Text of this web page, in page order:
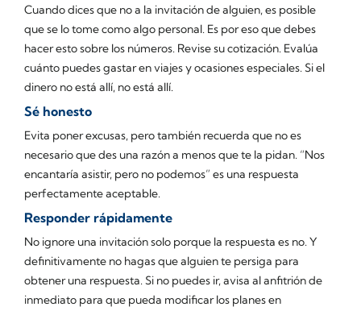
Cuando dices que no a la invitación de alguien, es posible
que se lo tome como algo personal. Es por eso que debes
hacer esto sobre los números. Revise su cotización. Evalúa
cuánto puedes gastar en viajes y ocasiones especiales. Si el
dinero no está allí, no está allí.
Sé honesto
Evita poner excusas, pero también recuerda que no es
necesario que des una razón a menos que te la pidan. “Nos
encantaría asistir, pero no podemos” es una respuesta
perfectamente aceptable.
Responder rápidamente
No ignore una invitación solo porque la respuesta es no. Y
definitivamente no hagas que alguien te persiga para
obtener una respuesta. Si no puedes ir, avisa al anfitrión de
inmediato para que pueda modificar los planes en